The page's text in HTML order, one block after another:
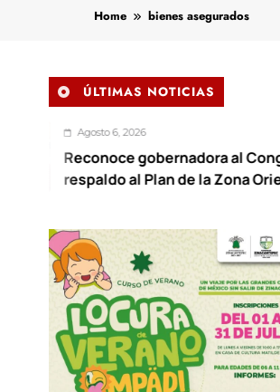
Home bienes asegurados
ÚLTIMAS NOTICIAS
gobernadora al Congreso por
al Plan de la Zona Oriente